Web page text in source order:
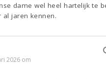
dame wel heel hartelijk te
al jaren kennen.
2026 om